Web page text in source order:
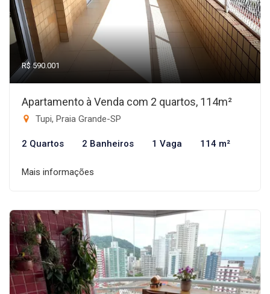
R$ 590.001
Apartamento à Venda com 2 quartos, 114m²
Tupi, Praia Grande-SP
2 Quartos 2 Banheiros 1 Vaga 114 m²
Mais informações